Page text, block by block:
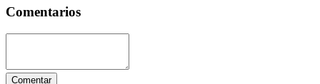
Comentarios
Comentar